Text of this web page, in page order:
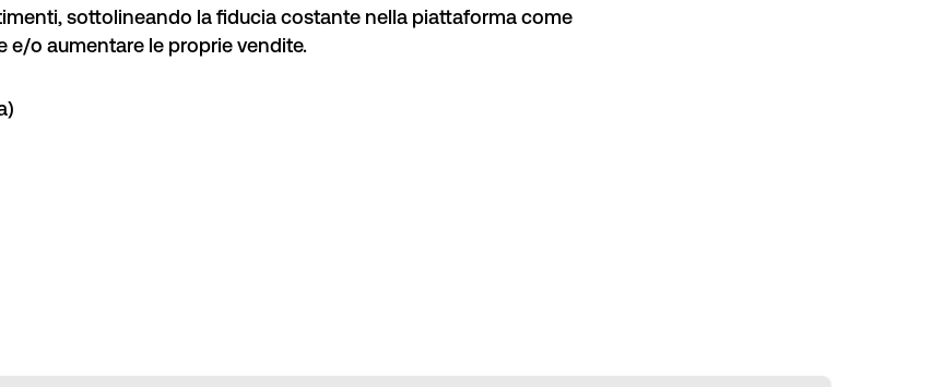
sottolineando la fiducia costante nella piattaforma come
e/o aumentare le proprie vendite.